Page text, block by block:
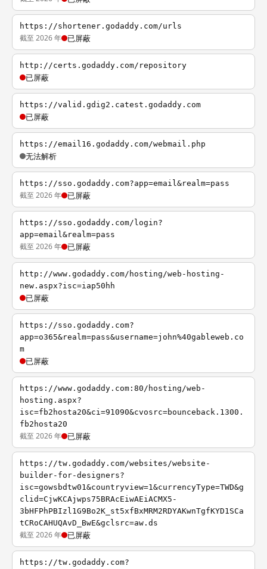
https://shortener.godaddy.com/urls
截至 2026 年 已屏蔽
http://certs.godaddy.com/repository
已屏蔽
https://valid.gdig2.catest.godaddy.com
已屏蔽
https://email16.godaddy.com/webmail.php
无法解析
https://sso.godaddy.com?app=email&realm=pass
截至 2026 年 已屏蔽
https://sso.godaddy.com/login?
app=email&realm=pass
截至 2026 年 已屏蔽
http://www.godaddy.com/hosting/web-hosting-
new.aspx?isc=iap50hh
已屏蔽
https://sso.godaddy.com?
app=o365&realm=pass&username=john%40gableweb.co
m
已屏蔽
https://www.godaddy.com:80/hosting/web-
hosting.aspx?
isc=fb2hosta20&ci=91090&cvosrc=bounceback.1300.
fb2hosta20
截至 2026 年 已屏蔽
https://tw.godaddy.com/websites/website-
builder-for-designers?
isc=gowsbdtw01&countryview=1&currencyType=TWD&g
clid=CjwKCAjwps75BRAcEiwAEiACMX5-
3bHFPhPBIzl1G9Bo2K_st5xfBxMRM2RDYAKwnTgfKYD1SCa
tCRoCAHUQAvD_BwE&gclsrc=aw.ds
截至 2026 年 已屏蔽
https://tw.godaddy.com?